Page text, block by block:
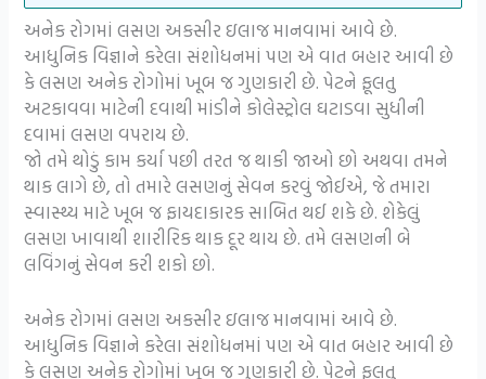
અનેક રોગમાં લસણ અકસીર ઇલાજ માનવામાં આવે છે.
આધુનિક વિજ્ઞાને કરેલા સંશોધનમાં પણ એ વાત બહાર આવી છે
કે લસણ અનેક રોગોમાં ખૂબ જ ગુણકારી છે. પેટને ફૂલતુ
અટકાવવા માટેની દવાથી માંડીને કોલેસ્ટ્રોલ ઘટાડવા સુધીની
દવામાં લસણ વપરાય છે.
જો તમે થોડું કામ કર્યા પછી તરત જ થાકી જાઓ છો અથવા તમને
થાક લાગે છે, તો તમારે લસણનું સેવન કરવું જોઈએ, જે તમારા
સ્વાસ્થ્ય માટે ખૂબ જ ફાયદાકારક સાબિત થઈ શકે છે. શેકેલું
લસણ ખાવાથી શારીરિક થાક દૂર થાય છે. તમે લસણની બે
લવિંગનું સેવન કરી શકો છો.
અનેક રોગમાં લસણ અકસીર ઇલાજ માનવામાં આવે છે.
આધુનિક વિજ્ઞાને કરેલા સંશોધનમાં પણ એ વાત બહાર આવી છે
કે લસણ અનેક રોગોમાં ખૂબ જ ગુણકારી છે. પેટને ફૂલતુ